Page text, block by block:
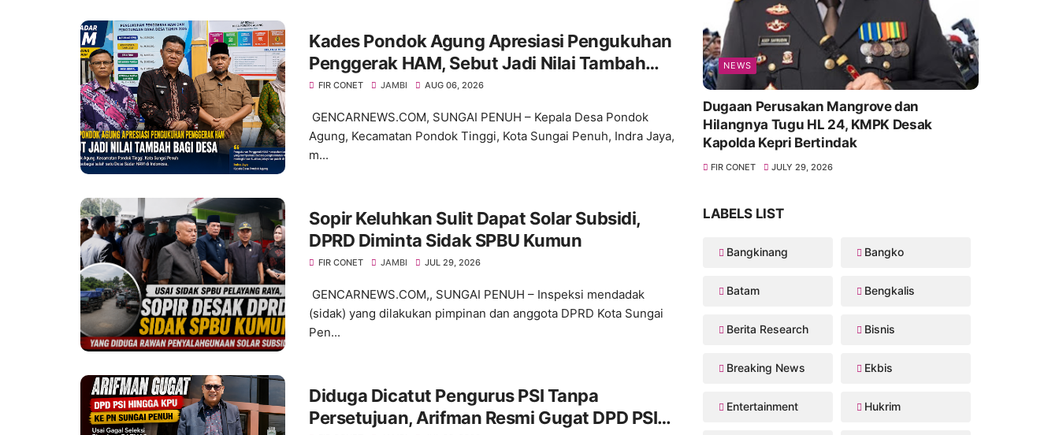
Kades Pondok Agung Apresiasi Pengukuhan
Penggerak HAM, Sebut Jadi Nilai Tambah
bagi Desa
FIR CONET JAMBI AUG 06, 2026
GENCARNEWS.COM, SUNGAI PENUH – Kepala Desa Pondok
Agung, Kecamatan Pondok Tinggi, Kota Sungai Penuh, Indra Jaya,
m...
Sopir Keluhkan Sulit Dapat Solar Subsidi,
DPRD Diminta Sidak SPBU Kumun
FIR CONET JAMBI JUL 29, 2026
GENCARNEWS.COM,, SUNGAI PENUH – Inspeksi mendadak
(sidak) yang dilakukan pimpinan dan anggota DPRD Kota Sungai
Pen...
Diduga Dicatut Pengurus PSI Tanpa
Persetujuan, Arifman Resmi Gugat DPD PSI
NEWS
Dugaan Perusakan Mangrove dan
Hilangnya Tugu HL 24, KMPK Desak
Kapolda Kepri Bertindak
FIR CONET JULY 29, 2026
LABELS LIST
Bangkinang Bangko
Batam Bengkalis
Berita Research Bisnis
Breaking News Ekbis
Entertainment Hukrim